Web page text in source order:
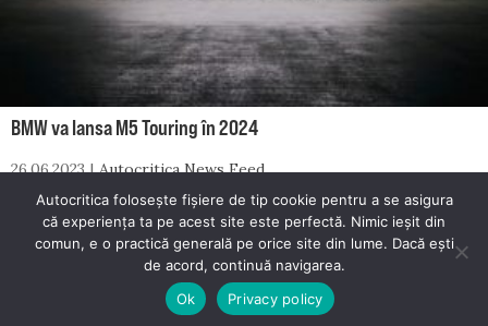
BMW va lansa M5 Touring în 2024
26.06.2023 Autocritica News Feed
© 2026 Autocritica. Toate drepturile rezervate.
Autocritica este un proiect dezvoltat de
Autocritica folosește fișiere de tip cookie pentru a se asigura
că experiența ta pe acest site este perfectă. Nimic ieșit din
comun, e o practică generală pe orice site din lume. Dacă ești
de acord, continuă navigarea.
Ok
Privacy policy